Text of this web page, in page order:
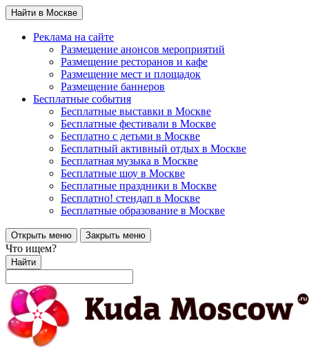
Найти в Москве
Реклама на сайте
Размещение анонсов мероприятий
Размещение ресторанов и кафе
Размещение мест и площадок
Размещение баннеров
Бесплатные события
Бесплатные выставки в Москве
Бесплатные фестивали в Москве
Бесплатно с детьми в Москве
Бесплатный активный отдых в Москве
Бесплатная музыка в Москве
Бесплатные шоу в Москве
Бесплатные праздники в Москве
Бесплатно! стендап в Москве
Бесплатные образование в Москве
Открыть меню Закрыть меню
Что ищем?
Найти